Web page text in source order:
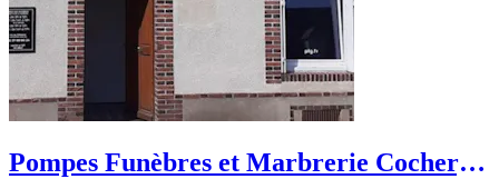
Pompes Funèbres et Marbrerie Cochery -